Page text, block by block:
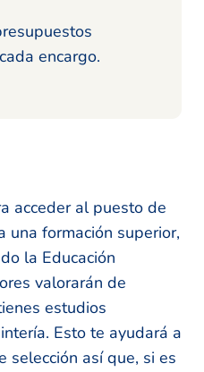
encargo.
acceder al puesto de
una formación superior,
la Educación
valorarán de
estudios
Esto te ayudará a
selección así que, si es